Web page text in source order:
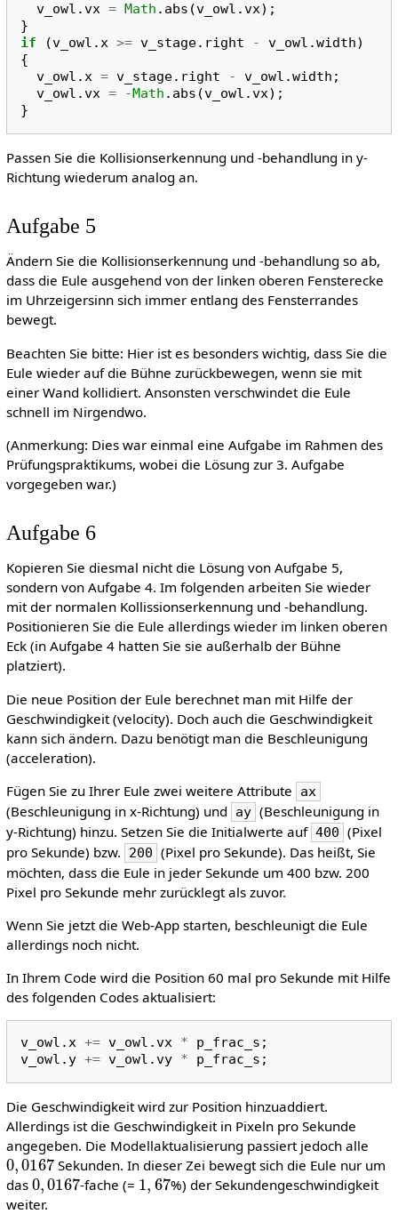
v_owl .vx = Math . abs (v_owl .vx);
}
if
(v_owl .x >= v_stage. right - v_owl .width)
{
v_owl .x = v_stage. right - v_owl .width ;
v_owl .vx = - Math . abs (v_owl .vx);
}
Passen Sie die Kollisionserkennung und -behandlung in y-
Richtung wiederum analog an.
Aufgabe 5
Ändern Sie die Kollisionserkennung und -behandlung so ab,
dass die Eule ausgehend von der linken oberen Fensterecke
im Uhrzeigersinn sich immer entlang des Fensterrandes
bewegt.
Beachten Sie bitte: Hier ist es besonders wichtig, dass Sie die
Eule wieder auf die Bühne zurückbewegen, wenn sie mit
einer Wand kollidiert. Ansonsten verschwindet die Eule
schnell im Nirgendwo.
(Anmerkung: Dies war einmal eine Aufgabe im Rahmen des
Prüfungspraktikums, wobei die Lösung zur 3. Aufgabe
vorgegeben war.)
Aufgabe 6
Kopieren Sie diesmal nicht die Lösung von Aufgabe 5,
sondern von Aufgabe 4. Im folgenden arbeiten Sie wieder
mit der normalen Kollissionserkennung und -behandlung.
Positionieren Sie die Eule allerdings wieder im linken oberen
Eck (in Aufgabe 4 hatten Sie sie außerhalb der Bühne
platziert).
Die neue Position der Eule berechnet man mit Hilfe der
Geschwindigkeit (velocity). Doch auch die Geschwindigkeit
kann sich ändern. Dazu benötigt man die Beschleunigung
(acceleration).
Fügen Sie zu Ihrer Eule zwei weitere Attribute
ax
(Beschleunigung in x-Richtung) und ay (Beschleunigung in
y-Richtung) hinzu. Setzen Sie die Initialwerte auf 400 (Pixel
pro Sekunde) bzw.
200 (Pixel pro Sekunde). Das heißt, Sie
möchten, dass die Eule in jeder Sekunde um 400 bzw. 200
Pixel pro Sekunde mehr zurücklegt als zuvor.
Wenn Sie jetzt die Web-App starten, beschleunigt die Eule
allerdings noch nicht.
In Ihrem Code wird die Position 60 mal pro Sekunde mit Hilfe
des folgenden Codes aktualisiert:
v_owl .x += v_owl .vx * p_frac_s ;
v_owl . y += v_owl .vy * p_frac_s ;
Die Geschwindigkeit wird zur Position hinzuaddiert.
Allerdings ist die Geschwindigkeit in Pixeln pro Sekunde
angegeben. Die Modellaktualisierung passiert jedoch alle
0,0167
Sekunden. In dieser Zei bewegt sich die Eule nur um
das
0,0167
-fache (=
1,67
%) der Sekundengeschwindigkeit
weiter.